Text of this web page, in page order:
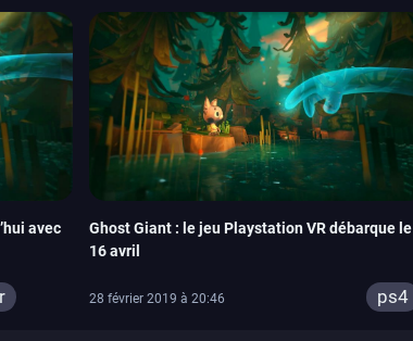
avec
Ghost Giant : le jeu Playstation VR débarque le
16 avril
28 février 2019 à 20:46 ps4